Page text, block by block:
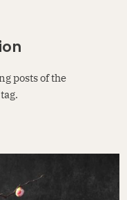
posts of the